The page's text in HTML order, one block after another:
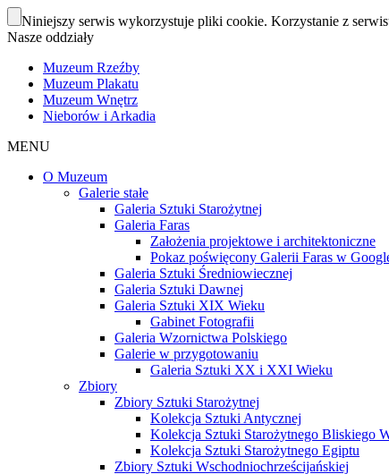
Niniejszy serwis wykorzystuje pliki cookie. Korzystanie z
Nasze oddziały
Muzeum Rzeźby
Muzeum Plakatu
Muzeum Wnętrz
Nieborów i Arkadia
MENU
O Muzeum
Galerie stałe
Galeria Sztuki Starożytnej
Galeria Faras
Założenia projektowe i architektoniczne
Pokaz poświęcony Galerii Faras w
Galeria Sztuki Średniowiecznej
Galeria Sztuki Dawnej
Galeria Sztuki XIX Wieku
Gabinet Fotografii
Galeria Wzornictwa Polskiego
Galerie w przygotowaniu
Galeria Sztuki XX i XXI Wieku
Zbiory
Zbiory Sztuki Starożytnej
Kolekcja Sztuki Antycznej
Kolekcja Sztuki Starożytnego Bliskiego
Kolekcja Sztuki Starożytnego Egiptu
Zbiory Sztuki Wschodniochrześcijańskiej